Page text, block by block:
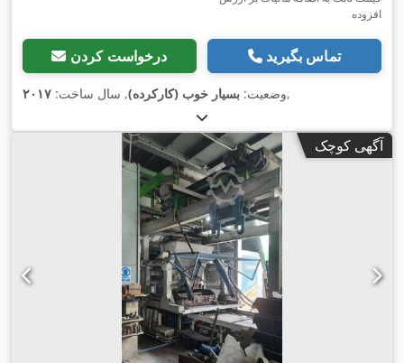
افزوده
درخواست کردن تماس بگیرید
وضعیت: بسیار خوب (کارکرده), سال ساخت: ۲۰۱۷ ,
آگهی کوچک